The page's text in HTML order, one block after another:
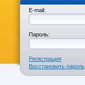
E-mail:
Пароль:
Регистрация
Восстановить пароль